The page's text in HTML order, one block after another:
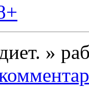
»